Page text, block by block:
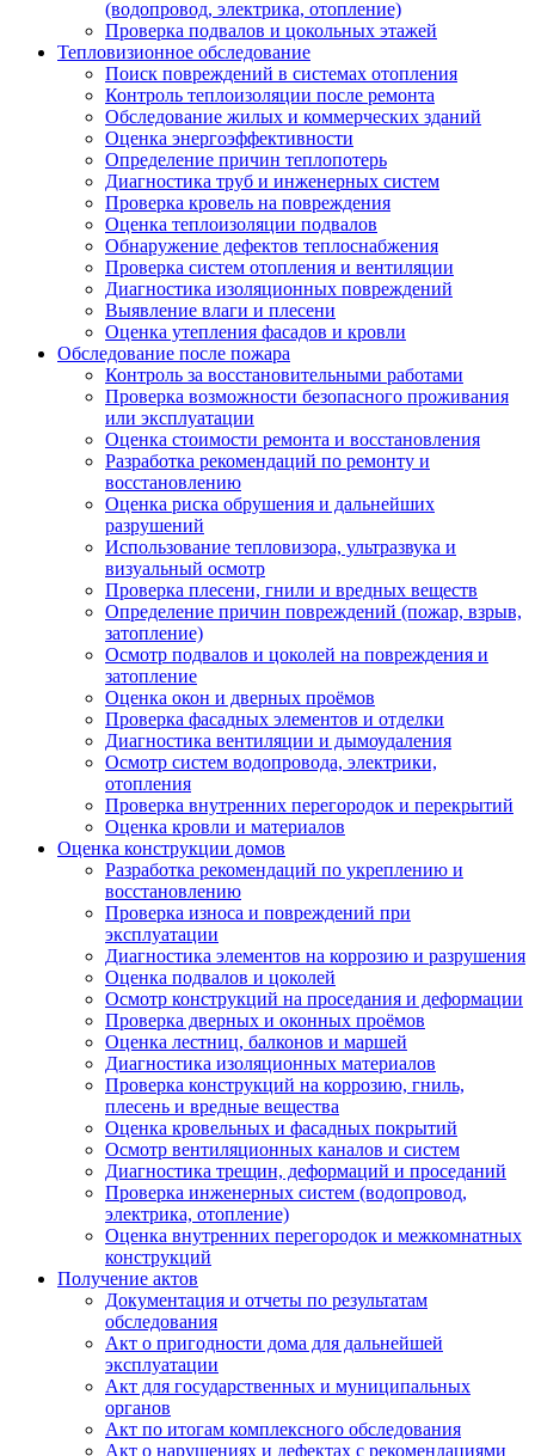
(водопровод, электрика, отопление)
Проверка подвалов и цокольных этажей
Тепловизионное обследование
Поиск повреждений в системах отопления
Контроль теплоизоляции после ремонта
Обследование жилых и коммерческих зданий
Оценка энергоэффективности
Определение причин теплопотерь
Диагностика труб и инженерных систем
Проверка кровель на повреждения
Оценка теплоизоляции подвалов
Обнаружение дефектов теплоснабжения
Проверка систем отопления и вентиляции
Диагностика изоляционных повреждений
Выявление влаги и плесени
Оценка утепления фасадов и кровли
Обследование после пожара
Контроль за восстановительными работами
Проверка возможности безопасного проживания
или эксплуатации
Оценка стоимости ремонта и восстановления
Разработка рекомендаций по ремонту и
восстановлению
Оценка риска обрушения и дальнейших
разрушений
Использование тепловизора, ультразвука и
визуальный осмотр
Проверка плесени, гнили и вредных веществ
Определение причин повреждений (пожар, взрыв,
затопление)
Осмотр подвалов и цоколей на повреждения и
затопление
Оценка окон и дверных проёмов
Проверка фасадных элементов и отделки
Диагностика вентиляции и дымоудаления
Осмотр систем водопровода, электрики,
отопления
Проверка внутренних перегородок и перекрытий
Оценка кровли и материалов
Оценка конструкции домов
Разработка рекомендаций по укреплению и
восстановлению
Проверка износа и повреждений при
эксплуатации
Диагностика элементов на коррозию и разрушения
Оценка подвалов и цоколей
Осмотр конструкций на проседания и деформации
Проверка дверных и оконных проёмов
Оценка лестниц, балконов и маршей
Диагностика изоляционных материалов
Проверка конструкций на коррозию, гниль,
плесень и вредные вещества
Оценка кровельных и фасадных покрытий
Осмотр вентиляционных каналов и систем
Диагностика трещин, деформаций и проседаний
Проверка инженерных систем (водопровод,
электрика, отопление)
Оценка внутренних перегородок и межкомнатных
конструкций
Получение актов
Документация и отчеты по результатам
обследования
Акт о пригодности дома для дальнейшей
эксплуатации
Акт для государственных и муниципальных
органов
Акт по итогам комплексного обследования
Акт о нарушениях и дефектах с рекомендациями